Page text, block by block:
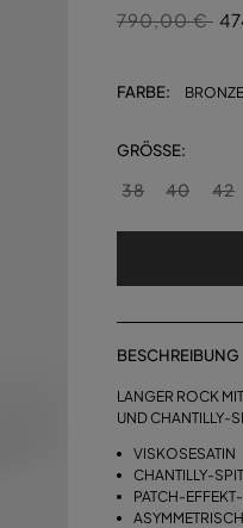
Preis
790,00 €auf
FARBE:
GRÖSSE:
38 40 42
BESCHREIBUNG
LANGER ROCK
UND CHANTILLY-
VISKOSESATIN
CHANTILLY-
PATCH-